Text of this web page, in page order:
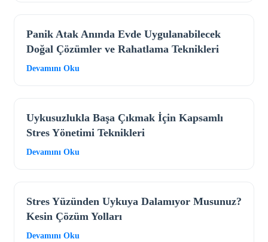
Panik Atak Anında Evde Uygulanabilecek
Doğal Çözümler ve Rahatlama Teknikleri
Devamını Oku
Uykusuzlukla Başa Çıkmak İçin Kapsamlı
Stres Yönetimi Teknikleri
Devamını Oku
Stres Yüzünden Uykuya Dalamıyor Musunuz?
Kesin Çözüm Yolları
Devamını Oku